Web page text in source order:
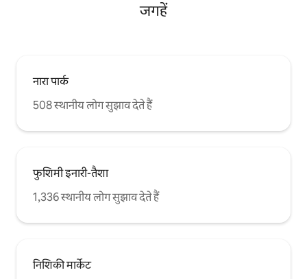
जगहें
नारा पार्क
508 स्थानीय लोग सुझाव देते हैं
फुशिमी इनारी-तैशा
1,336 स्थानीय लोग सुझाव देते हैं
निशिकी मार्केट